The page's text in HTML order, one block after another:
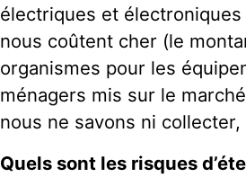
électriques et
nous coûtent cher (le
organismes pour les
ménagers mis sur le
nous ne savons ni
Quels sont les risques